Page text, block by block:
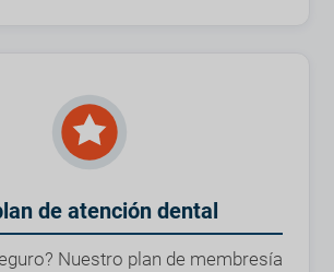
de atención dental
Nuestro plan de membresía